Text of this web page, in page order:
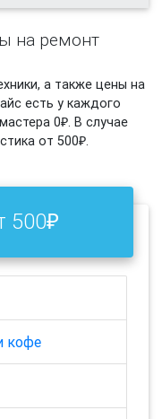
на ремонт
а также цены на
есть у каждого
0₽. В случае
от 500₽.
500₽
кофе